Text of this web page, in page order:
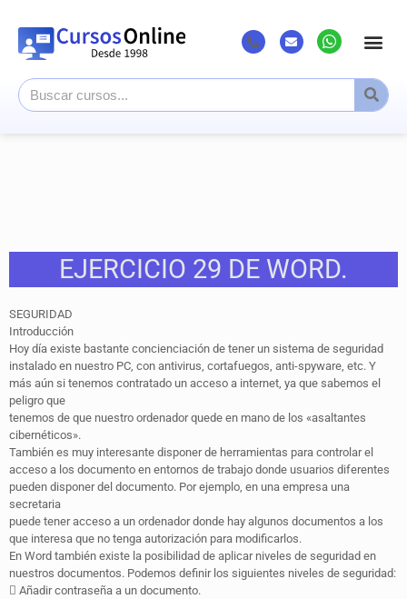
EJERCICIO 29 DE WORD.
SEGURIDAD
Introducción
Hoy día existe bastante concienciación de tener un sistema de seguridad
instalado en nuestro PC, con antivirus, cortafuegos, anti-spyware, etc. Y
más aún si tenemos contratado un acceso a internet, ya que sabemos el
peligro que
tenemos de que nuestro ordenador quede en mano de los «asaltantes
cibernéticos».
También es muy interesante disponer de herramientas para controlar el
acceso a los documento en entornos de trabajo donde usuarios diferentes
pueden disponer del documento. Por ejemplo, en una empresa una
secretaria
puede tener acceso a un ordenador donde hay algunos documentos a los
que interesa que no tenga autorización para modificarlos.
En Word también existe la posibilidad de aplicar niveles de seguridad en
nuestros documentos. Podemos definir los siguientes niveles de seguridad:
 Añadir contraseña a un documento.